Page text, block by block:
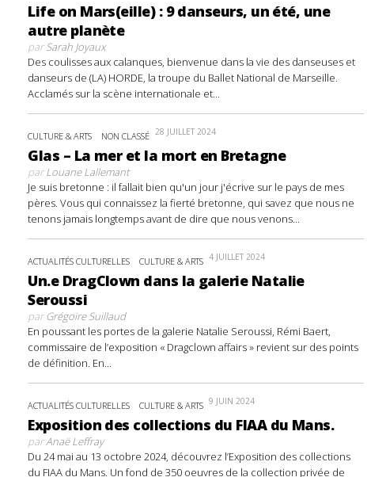
Life on Mars(eille) : 9 danseurs, un été, une
autre planète
parSarah Joyaux
Des coulisses aux calanques, bienvenue dans la vie des danseuses et
danseurs de (LA) HORDE, la troupe du Ballet National de Marseille.
Acclamés sur la scène internationale et...
CULTURE & ARTS NON CLASSÉ 28 JUILLET 2024
Glas – La mer et la mort en Bretagne
parLouane Lallemant
Je suis bretonne : il fallait bien qu'un jour j'écrive sur le pays de mes
pères. Vous qui connaissez la fierté bretonne, qui savez que nous ne
tenons jamais longtemps avant de dire que nous venons...
ACTUALITÉS CULTURELLES CULTURE & ARTS 4 JUILLET 2024
Un.e DragClown dans la galerie Natalie
Seroussi
parGrégoire Suillaud
En poussant les portes de la galerie Natalie Seroussi, Rémi Baert,
commissaire de l’exposition « Dragclown affairs » revient sur des points
de définition. En...
ACTUALITÉS CULTURELLES CULTURE & ARTS 9 JUIN 2024
Exposition des collections du FIAA du Mans.
parAnaë Leffray
Du 24 mai au 13 octobre 2024, découvrez l’Exposition des collections
du FIAA du Mans. Un fond de 350 oeuvres de la collection privée de